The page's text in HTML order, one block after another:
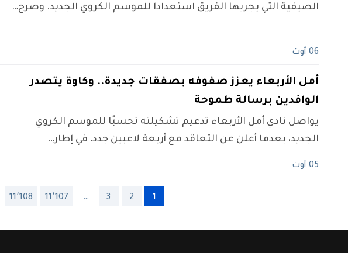
الصيفية التي يجريها الفريق استعدادا للموسم الكروي الجديد. وصرح…
06 أوت
أمل الأربعاء يعزز صفوفه بصفقات جديدة.. وكاوة يتصدر
الوافدين برسالة طموحة
يواصل نادي أمل الأربعاء تدعيم تشكيلته تحسبًا للموسم الكروي
الجديد، بعدما أعلن عن التعاقد مع أربعة لاعبين جدد، في إطار…
05 أوت
1
2
3
… 11٬107 11٬108